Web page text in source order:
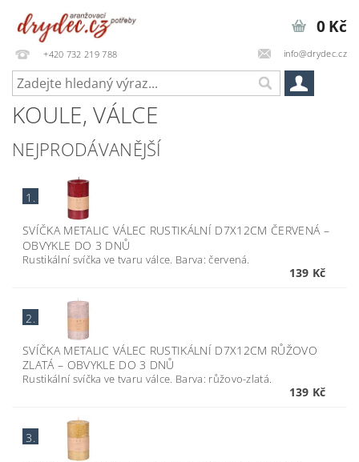
+420 732 219 788 info@drydec.cz
0 Kč
KOULE, VÁLCE
NEJPRODÁVANĚJŠÍ
1.
SVÍČKA METALIC VÁLEC RUSTIKÁLNÍ D7X12CM ČERVENÁ –
OBVYKLE DO 3 DNŮ
Rustikální svíčka ve tvaru válce. Barva: červená.
139 Kč
2.
SVÍČKA METALIC VÁLEC RUSTIKÁLNÍ D7X12CM RŮŽOVO
ZLATÁ– OBVYKLE DO 3 DNŮ
Rustikální svíčka ve tvaru válce. Barva: růžovo-zlatá.
139 Kč
3.